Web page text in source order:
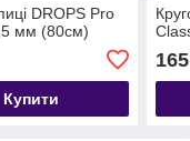
DROPS Pro
мм (80см)
Купити
165